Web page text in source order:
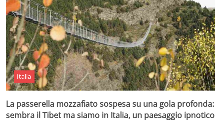
Italia
La passerella mozzafiato sospesa su una gola profonda:
sembra il Tibet ma siamo in Italia, un paesaggio ipnotico